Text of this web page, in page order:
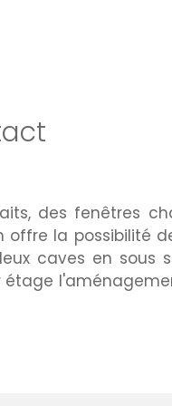
des fenêtres
la possibilité
caves en sous